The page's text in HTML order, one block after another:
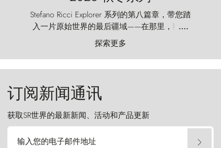
Stefano Ricci Explorer 系列的第八篇章，带您踏
入一片原始世界的最后疆域——在那里，狂风
以远古的怒号雕琢着自然，而百内塔（Torres
del Paine）则宛如石砌的哨兵，傲然向苍穹发
起挑战。
....
探索更多
订阅新闻通讯
获取SR世界的最新新闻、活动和产品更新
输入您的电子邮件地址